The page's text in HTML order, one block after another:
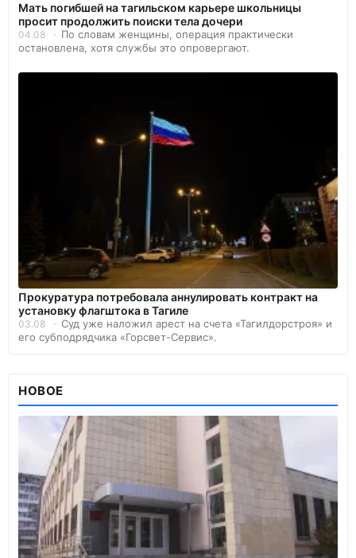
Мать погибшей на тагильском карьере школьницы
просит продолжить поиски тела дочери
04.08
По словам женщины, операция практически
остановлена, хотя службы это опровергают.
Прокуратура потребовала аннулировать контракт на
установку флагштока в Тагиле
03.08
Суд уже наложил арест на счета «Тагилдорстроя» и
его субподрядчика «Горсвет-Сервис».
НОВОЕ